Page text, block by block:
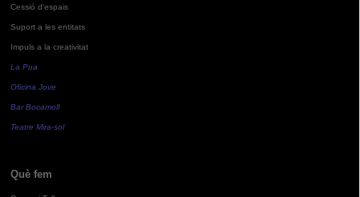
Cessió d'espais
Suport a les entitats
Impuls a la creativitat
La Pua
Oficina Jove
Bar Bocamoll
Teatre Mira-sol
Què fem